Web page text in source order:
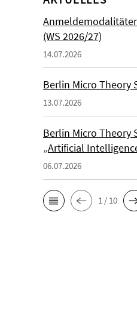
(WS 2026/27)
14.07.2026
Berlin Micro Theory
13.07.2026
Berlin Micro Theory
„Artificial
06.07.2026
1 / 10